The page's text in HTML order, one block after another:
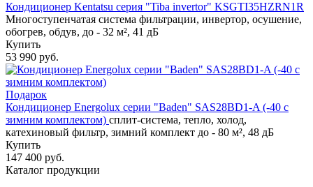
Кондиционер Kentatsu серия "Tiba invertor" KSGTI35HZRN1R
Многоступенчатая система фильтрации, инвертор, осушение,
обогрев, обдув, до - 32 м², 41 дБ
Купить
53 990 руб.
Подарок
Кондиционер Energolux серии "Baden" SAS28BD1-A (-40 с
зимним комплектом) сплит-система, тепло, холод,
катехиновый фильтр, зимний комплект до - 80 м², 48 дБ
Купить
147 400 руб.
Каталог продукции